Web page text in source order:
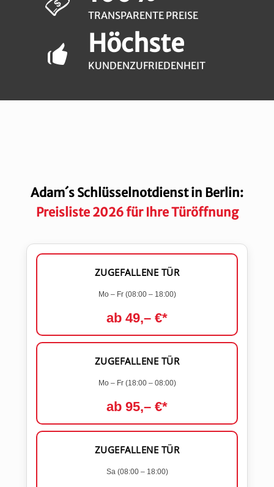
TRANSPARENTE PREISE
Höchste
KUNDENZUFRIEDENHEIT
Adam´s Schlüsselnotdienst in Berlin:
Preisliste 2026 für Ihre Türöffnung
ZUGEFALLENE TÜR
Mo – Fr (08:00 – 18:00)
ab 49,– €*
ZUGEFALLENE TÜR
Mo – Fr (18:00 – 08:00)
ab 95,– €*
ZUGEFALLENE TÜR
Sa (08:00 – 18:00)